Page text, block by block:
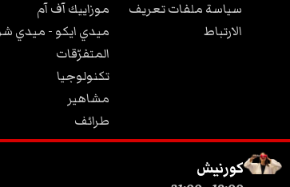
سياسة ملفات تعريف
الارتباط
موزاييك آف آم
ميدي ايكو - ميدي
المتفرّقات
تكنولوجيا
مشاهير
طرائف
مجتمع
كورنيش